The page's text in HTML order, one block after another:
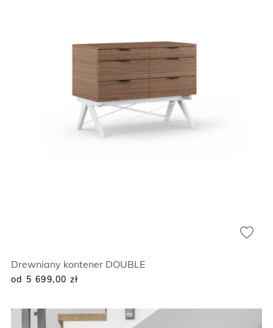
Drewniany kontener DOUBLE
od 5 699,00 zł